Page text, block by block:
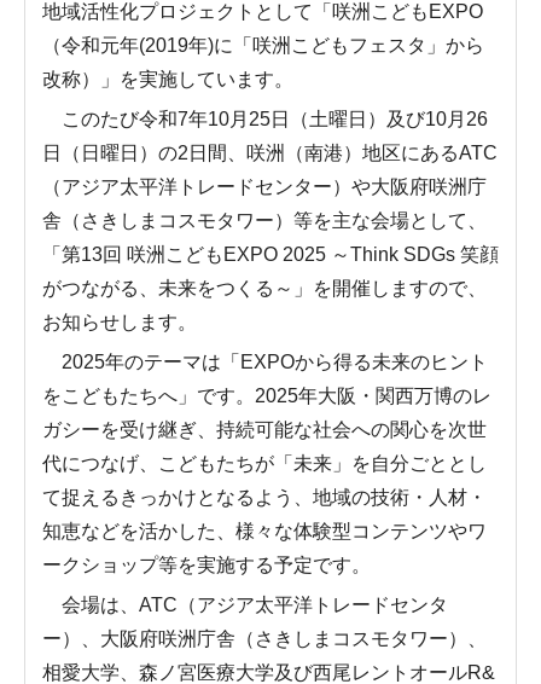
地域活性化プロジェクトとして「咲洲こどもEXPO
（令和元年(2019年)に「咲洲こどもフェスタ」から
改称）」を実施しています。
このたび令和7年10月25日（土曜日）及び10月26
日（日曜日）の2日間、咲洲（南港）地区にあるATC
（アジア太平洋トレードセンター）や大阪府咲洲庁
舎（さきしまコスモタワー）等を主な会場として、
「第13回 咲洲こどもEXPO 2025 ～Think SDGs 笑顔
がつながる、未来をつくる～」を開催しますので、
お知らせします。
2025年のテーマは「EXPOから得る未来のヒント
をこどもたちへ」です。2025年大阪・関西万博のレ
ガシーを受け継ぎ、持続可能な社会への関心を次世
代につなげ、こどもたちが「未来」を自分ごととし
て捉えるきっかけとなるよう、地域の技術・人材・
知恵などを活かした、様々な体験型コンテンツやワ
ークショップ等を実施する予定です。
会場は、ATC（アジア太平洋トレードセンタ
ー）、大阪府咲洲庁舎（さきしまコスモタワー）、
相愛大学、森ノ宮医療大学及び西尾レントオールR&